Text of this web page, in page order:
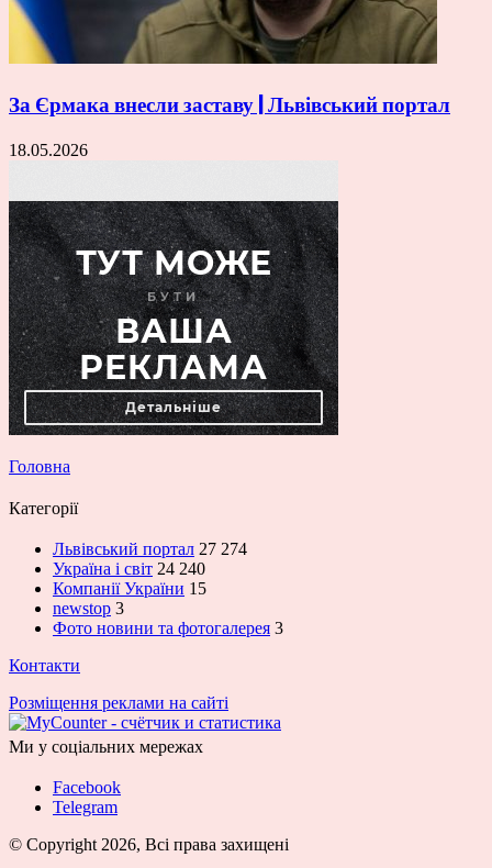
За Єрмака внесли заставу | Львівський портал
18.05.2026
Головна
Категорії
Львівський портал 27 274
Україна і світ 24 240
Компанії України 15
newstop 3
Фото новини та фотогалерея 3
Контакти
Розміщення реклами на сайті
Ми у соціальних мережах
Facebook
Telegram
© Copyright 2026, Всі права захищені